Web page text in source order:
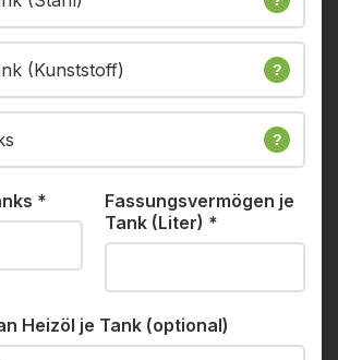
(Kunststoff) ?
?
*
Fassungsvermögen je
Tank (Liter) *
Heizöl je Tank (optional)